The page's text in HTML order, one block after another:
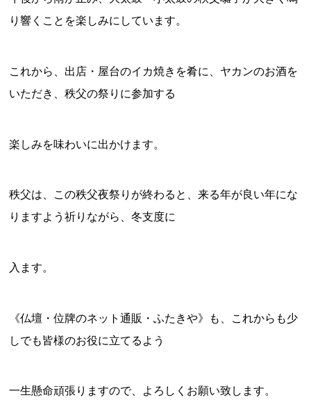
り響くことを楽しみにしています。
これから、出店・屋台のイカ焼きを肴に、ヤカンのお酒を
いただき、秩父の祭りに参加する
楽しみを味わいに出かけます。
秩父は、この秩父夜祭りが終わると、来る年が良い年にな
りますよう祈りながら、冬支度に
入ます。
《仏壇・位牌のネット通販・ふたきや》も、これからも少
しでも皆様のお役に立てるよう
一生懸命頑張りますので、よろしくお願い致します。